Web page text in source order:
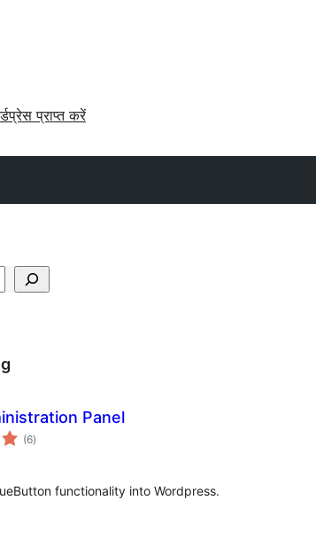
प्राप्त करें
Panel
(6कुल
दर)
functionality into Wordpress.